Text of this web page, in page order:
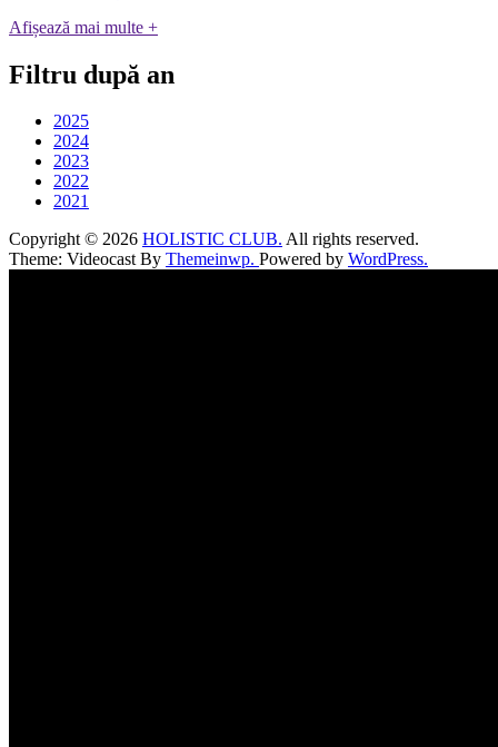
Afișează mai multe +
Filtru după an
2025
2024
2023
2022
2021
Copyright © 2026 HOLISTIC CLUB. All rights reserved.
Theme: Videocast By Themeinwp. Powered by WordPress.